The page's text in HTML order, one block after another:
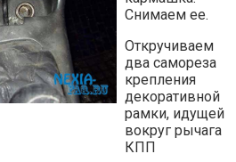
Снимаем ее.
Откручиваем
два самореза
крепления
декоративной
рамки, идущей
вокруг рычага
КПП